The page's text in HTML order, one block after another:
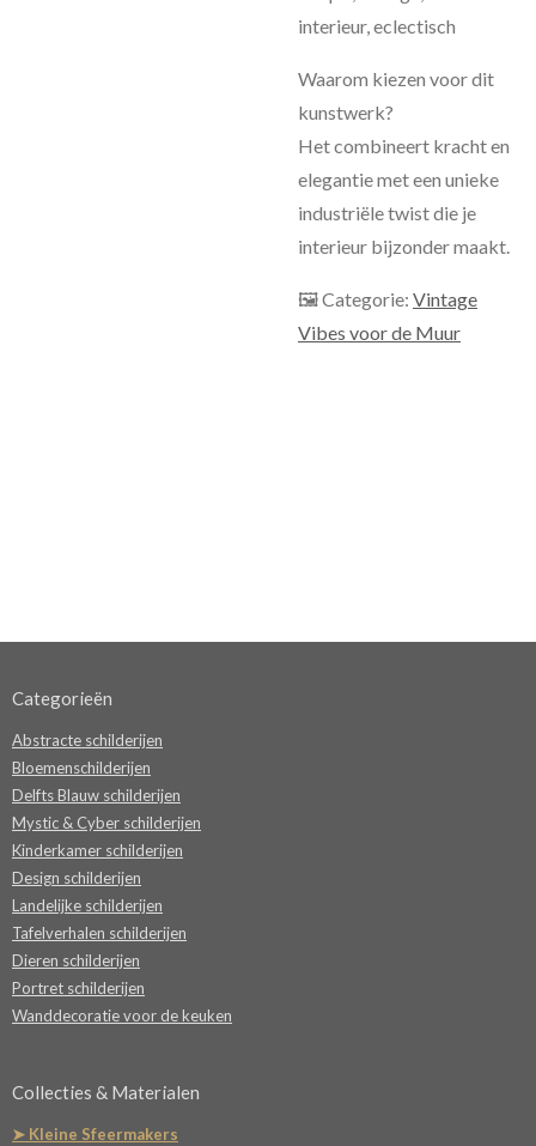
interieur, eclectisch
Waarom kiezen voor dit
kunstwerk?
Het combineert kracht en
elegantie met een unieke
industriële twist die je
interieur bijzonder maakt.
🖼 Categorie: Vintage
Vibes voor de Muur
Categorieën
Abstracte schilderijen
Bloemenschilderijen
Delfts Blauw schilderijen
Mystic & Cyber schilderijen
Kinderkamer schilderijen
Design schilderijen
Landelijke schilderijen
Tafelverhalen schilderijen
Dieren schilderijen
Portret schilderijen
Wanddecoratie voor de keuken
Collecties & Materialen
➤ Kleine Sfeermakers